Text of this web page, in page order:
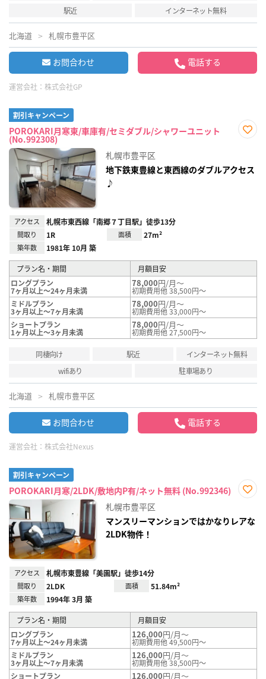
駅近
インターネット無料
北海道 札幌市豊平区
お問合わせ 電話する
運営会社： 株式会社GP
割引キャンペーン
POROKARI月寒東/車庫有/セミダブル/シャワーユニット
(No.992308)
録
札幌市豊平区
地下鉄東豊線と東西線のダブルアクセス
♪
アクセス 札幌市東西線「南郷７丁目駅」徒歩13分
間取り 1R 面積 27m²
築年数 1981年 10月 築
プラン名・期間
月額目安
ロングプラン
7ヶ月以上～24ヶ月未満
78,000円/月～
初期費用他 38,500円～
ミドルプラン
3ヶ月以上～7ヶ月未満
78,000円/月～
初期費用他 33,000円～
ショートプラン
1ヶ月以上～3ヶ月未満
78,000円/月～
初期費用他 27,500円～
同棲向け 駅近
インターネット無料
wifiあり
駐車場あり
北海道 札幌市豊平区
お問合わせ 電話する
運営会社： 株式会社Nexus
割引キャンペーン
POROKARI月寒/2LDK/敷地内P有/ネット無料 (No.992346)
り登
録
札幌市豊平区
マンスリーマンションではかなりレアな
2LDK物件！
アクセス 札幌市東豊線「美園駅」徒歩14分
間取り 2LDK 面積 51.84m²
築年数 1994年 3月 築
プラン名・期間
月額目安
ロングプラン
7ヶ月以上～24ヶ月未満
126,000円/月～
初期費用他 49,500円～
ミドルプラン
3ヶ月以上～7ヶ月未満
126,000円/月～
初期費用他 38,500円～
ショートプラン
126,000円/月～